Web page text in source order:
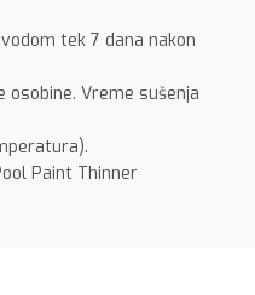
tek 7 dana nakon
osobine. Vreme sušenja
Paint Thinner